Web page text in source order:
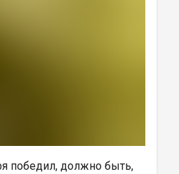
победил, должно быть,